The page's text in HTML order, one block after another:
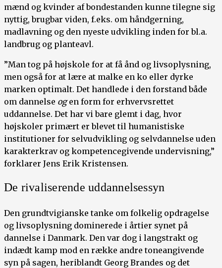
mænd og kvinder af bondestanden kunne tilegne sig
nyttig, brugbar viden, f.eks. om håndgerning,
madlavning og den nyeste udvikling inden for bl.a.
landbrug og planteavl.
”Man tog på højskole for at få ånd og livsoplysning,
men også for at lære at malke en ko eller dyrke
marken optimalt. Det handlede i den forstand både
om dannelse ogen form for erhvervsrettet
uddannelse. Det har vi bare glemt i dag, hvor
højskoler primært er blevet til humanistiske
institutioner for selvudvikling og selvdannelse uden
karakterkrav og kompetencegivende undervisning,”
forklarer Jens Erik Kristensen.
De rivaliserende uddannelsessyn
Den grundtvigianske tanke om folkelig opdragelse
og livsoplysning dominerede i årtier synet på
dannelse i Danmark. Den var dog i langstrakt og
indædt kamp mod en række andre toneangivende
syn på sagen, heriblandt Georg Brandes og det